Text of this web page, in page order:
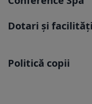
Dotari și facilități
Politică copii